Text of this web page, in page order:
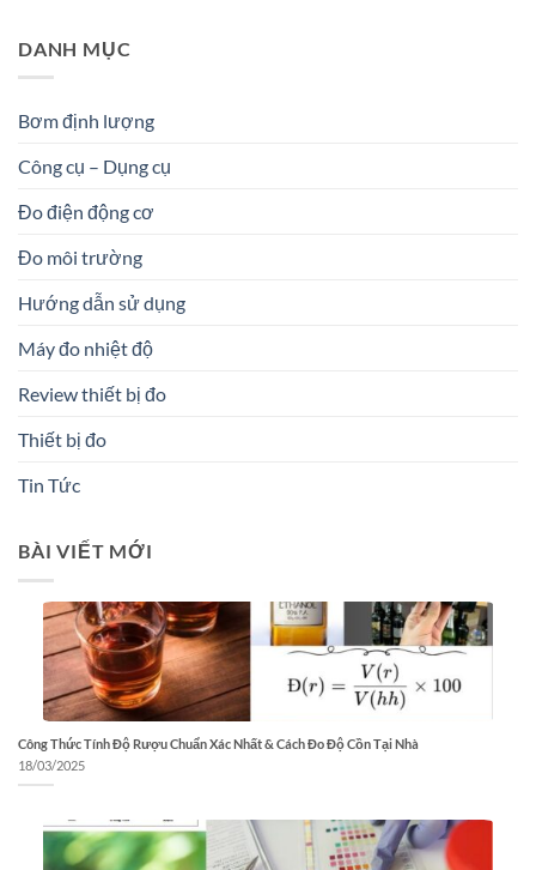
DANH MỤC
Bơm định lượng
Công cụ – Dụng cụ
Đo điện động cơ
Đo môi trường
Hướng dẫn sử dụng
Máy đo nhiệt độ
Review thiết bị đo
Thiết bị đo
Tin Tức
BÀI VIẾT MỚI
Công Thức Tính Độ Rượu Chuẩn Xác Nhất & Cách Đo Độ Cồn Tại Nhà
18/03/2025